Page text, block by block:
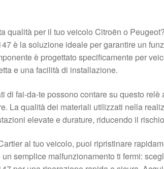
qualità per il tuo veicolo Citroën o
è la soluzione ideale per garantire un
è progettato specificamente per
e una facilità di installazione.
di fai-da-te possono contare su questo relè
La qualità dei materiali utilizzati nella
elevate e durature, riducendo il
al tuo veicolo, puoi ripristinare
semplice malfunzionamento ti fermi: